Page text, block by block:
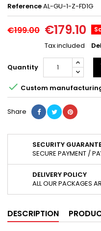
ReferenceAL-GU-1-Z-FD1G
€199.00 €179.10
Tax included
Quantity
 Custom
Share
SECURITY
SECURE PAYMENT /
DELIVERY POLICY
ALL OUR PACKAGES
DESCRIPTION